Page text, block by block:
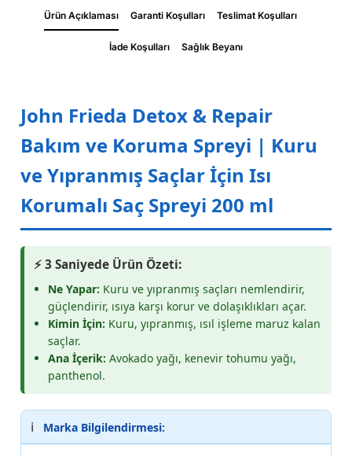
Ürün Açıklaması Garanti Koşulları Teslimat Koşulları
İade Koşulları Sağlık Beyanı
John Frieda Detox & Repair
Bakım ve Koruma Spreyi | Kuru
ve Yıpranmış Saçlar İçin Isı
Korumalı Saç Spreyi 200 ml
⚡ 3 Saniyede Ürün Özeti:
Ne Yapar: Kuru ve yıpranmış saçları nemlendirir,
güçlendirir, ısıya karşı korur ve dolaşıklıkları açar.
Kimin İçin: Kuru, yıpranmış, ısıl işleme maruz kalan
saçlar.
Ana İçerik: Avokado yağı, kenevir tohumu yağı,
panthenol.
ℹ️ Marka Bilgilendirmesi: